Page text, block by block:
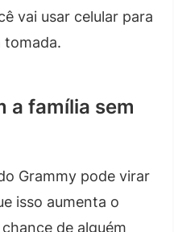
vai usar celular para
tomada.
a família sem
Grammy pode virar
isso aumenta o
de alguém